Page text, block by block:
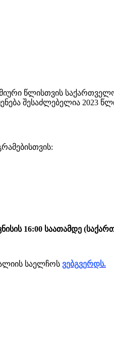
წლისთვის
შესაძლებელია 2023
16:00 საათამდე
საელჩოს ვებგვერდს.